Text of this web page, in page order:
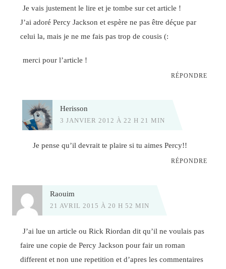
Je vais justement le lire et je tombe sur cet article !
J’ai adoré Percy Jackson et espère ne pas être déçue par
celui la, mais je ne me fais pas trop de cousis (:
merci pour l’article !
RÉPONDRE
Herisson
3 JANVIER 2012 À 22 H 21 MIN
Je pense qu’il devrait te plaire si tu aimes Percy!!
RÉPONDRE
Raouim
21 AVRIL 2015 À 20 H 52 MIN
J’ai lue un article ou Rick Riordan dit qu’il ne voulais pas
faire une copie de Percy Jackson pour fair un roman
different et non une repetition et d’apres les commentaires